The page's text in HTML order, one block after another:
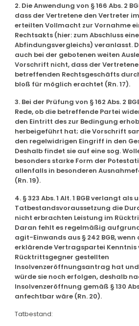
2. Die Anwendung von § 166 Abs. 2
dass der Vertretene den Vertreter
erteilten Vollmacht zur Vornahme
Rechtsakts (hier: zum Abschluss
Abfindungsvergleichs) veranlasst.
auch bei der gebotenen weiten
Vorschrift nicht, dass der
betreffenden Rechtsgeschäfts
bloß für möglich erachtet (Rn. 17).
3. Bei der Prüfung von § 162 Abs. 2
Rede, ob die betreffende Partei
den Eintritt des zur Bedingung
herbeigeführt hat; die Vorschrift
den regelwidrigen Eingriff in den
Deshalb findet sie auf eine sog.
besonders starke Form der
allenfalls in besonderen
(Rn. 19).
4. § 323 Abs. 1 Alt. 1 BGB verlangt
Tatbestandsvoraussetzung die
nicht erbrachten Leistung im
Daran fehlt es regelmäßig
agit-Einwands aus § 242 BGB,
erklärende Vertragspartei Kenntnis
Rücktrittsgegner gestellten
Insolvenzeröffnungsantrag hat und
würde sie noch erfolgen, deshalb
Insolvenzeröffnung gemäß § 130 Abs.
anfechtbar wäre (Rn. 20).
Tatbestand: